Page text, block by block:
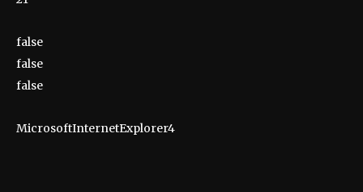
false
false
false
MicrosoftInternetExplorer4